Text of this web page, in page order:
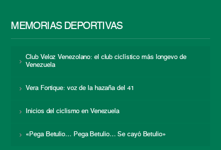
MEMORIAS DEPORTIVAS
Club Veloz Venezolano: el club ciclístico más longevo de
Venezuela
Vera Fortique: voz de la hazaña del 41
Inicios del ciclismo en Venezuela
«Pega Betulio… Pega Betulio… Se cayó Betulio»